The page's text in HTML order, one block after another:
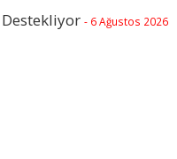
- 6 Ağustos 2026